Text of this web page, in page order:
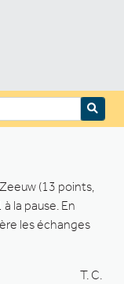
(13 points,
la pause. En
les échanges
T. C.